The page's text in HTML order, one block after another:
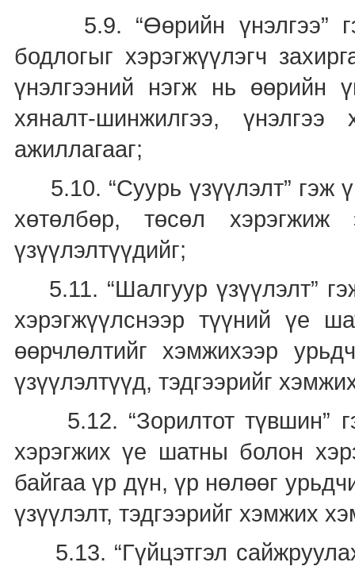
5.9. “Өөрийн үнэлгээ”
бодлогыг хэрэгжүүлэгч
үнэлгээний нэгж нь өөрийн
хяналт-шинжилгээ,
ажиллагааг;
5.10. “Суурь үзүүлэлт” гэж
хөтөлбөр, төсөл
үзүүлэлтүүдийг;
5.11. “Шалгуур үзүүлэлт”
хэрэгжүүлснээр түүний үе
өөрчлөлтийг хэмжихээр
үзүүлэлтүүд, тэдгээрийг
5.12. “Зорилтот түвшин”
хэрэгжих үе шатны болон
байгаа үр дүн, үр нөлөөг
үзүүлэлт, тэдгээрийг хэмжих
5.13. “Гүйцэтгэл